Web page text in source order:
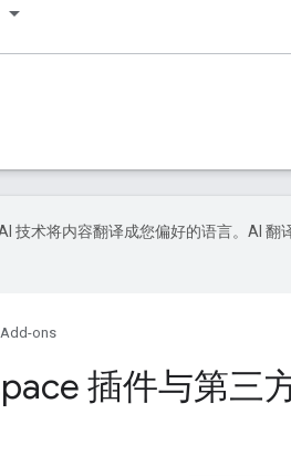
技术将内容翻译成您偏好的语言。AI 翻
Add-ons
插件与第三